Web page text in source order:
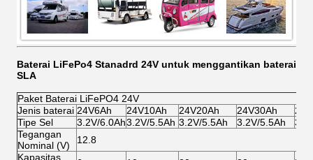
Baterai LiFePo4 Stanadrd 24V untuk menggantikan baterai
SLA
Paket Baterai LiFePO4 24V
Jenis baterai 24V6Ah 24V10Ah 24V20Ah 24V30Ah
Tipe Sel
3.2V/6.0Ah3.2V/5.5Ah 3.2V/5.5Ah 3.2V/5.5Ah
Tegangan
Nominal (V)
12.8
Kapasitas